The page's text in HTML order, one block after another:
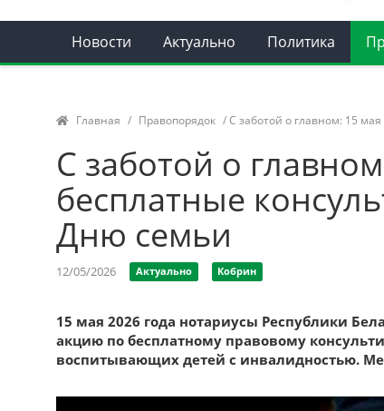
Новости Актуально Политика
Главная / Правопорядок / С заботой о главном: 15
С заботой о
бесплатные
Дню семьи
12/05/2026 Актуально Кобрин
15 мая 2026 года нотариусы Республики
акцию по бесплатному правовому
воспитывающих детей с инвалидностью.